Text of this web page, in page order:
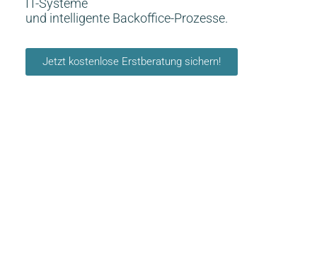
IT-Systeme
und intelligente Backoffice-Prozesse.
Jetzt kostenlose Erstberatung sichern!